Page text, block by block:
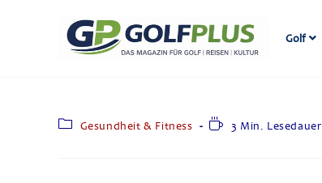
Golf
Gesundheit & Fitness 3 Min. Lesedauer